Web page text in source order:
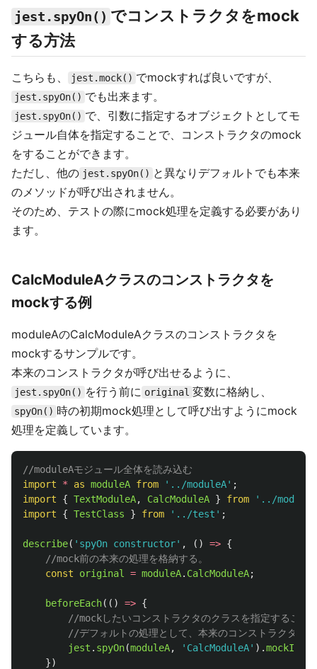
jest.spyOn() でコンストラクタをmock
する方法
こちらも、 jest.mock() でmockすれば良いですが、
jest.spyOn() でも出来ます。
jest.spyOn() で、引数に指定するオブジェクトとしてモ
ジュール自体を指定することで、コンストラクタのmock
をすることができます。
ただし、他の jest.spyOn() と異なりデフォルトでも本来
のメソッドが呼び出されません。
そのため、テストの際にmock処理を定義する必要があり
ます。
CalcModuleAクラスのコンストラクタを
mockする例
moduleAのCalcModuleAクラスのコンストラクタを
mockするサンプルです。
本来のコンストラクタが呼び出せるように、
jest.spyOn() を行う前に original 変数に格納し、
spyOn() 時の初期mock処理として呼び出すようにmock
処理を定義しています。
//moduleAモジュール全体を読み込む
import
* as moduleA from ' ../moduleA' ;
import
{ TextModuleA, CalcModuleA } from ' ../moduleA
import
{ TestClass } from ' ../test ' ;
describe( ' spyOn constructor' , () => {
//mock前の本来の処理を格納する。
const
original = moduleA. CalcModuleA;
beforeEach(() => {
//mockしたいコンストラクタのクラスを指定すること
//デフォルトの処理として、本来のコンストラクタを
jest . spyOn(moduleA, ' CalcModuleA' ).
})